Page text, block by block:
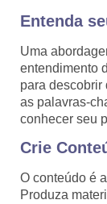
Entenda
Uma
entendimento
para descobrir
as palavras-
conhecer seu
Crie
O conteúdo é
Produza